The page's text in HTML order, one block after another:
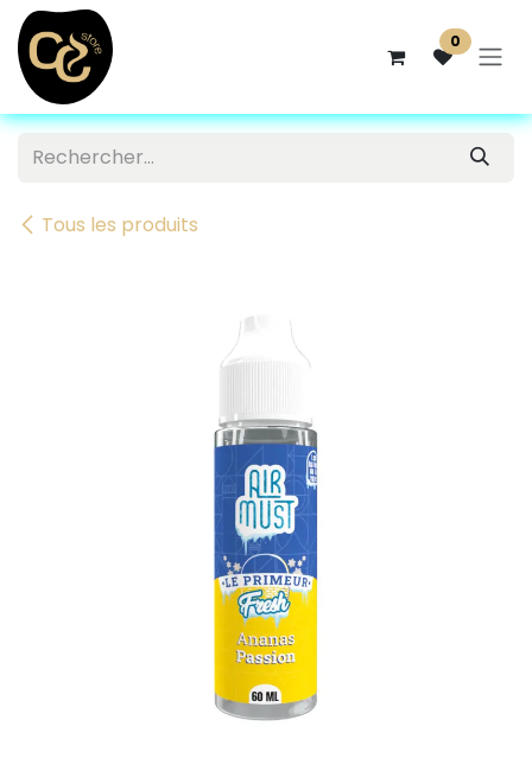
Se rendre au contenu
0
Tous les produits